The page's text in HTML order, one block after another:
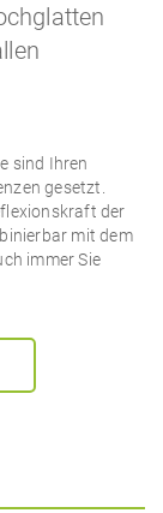
sind Ihren
gesetzt.
der
mit dem
immer Sie